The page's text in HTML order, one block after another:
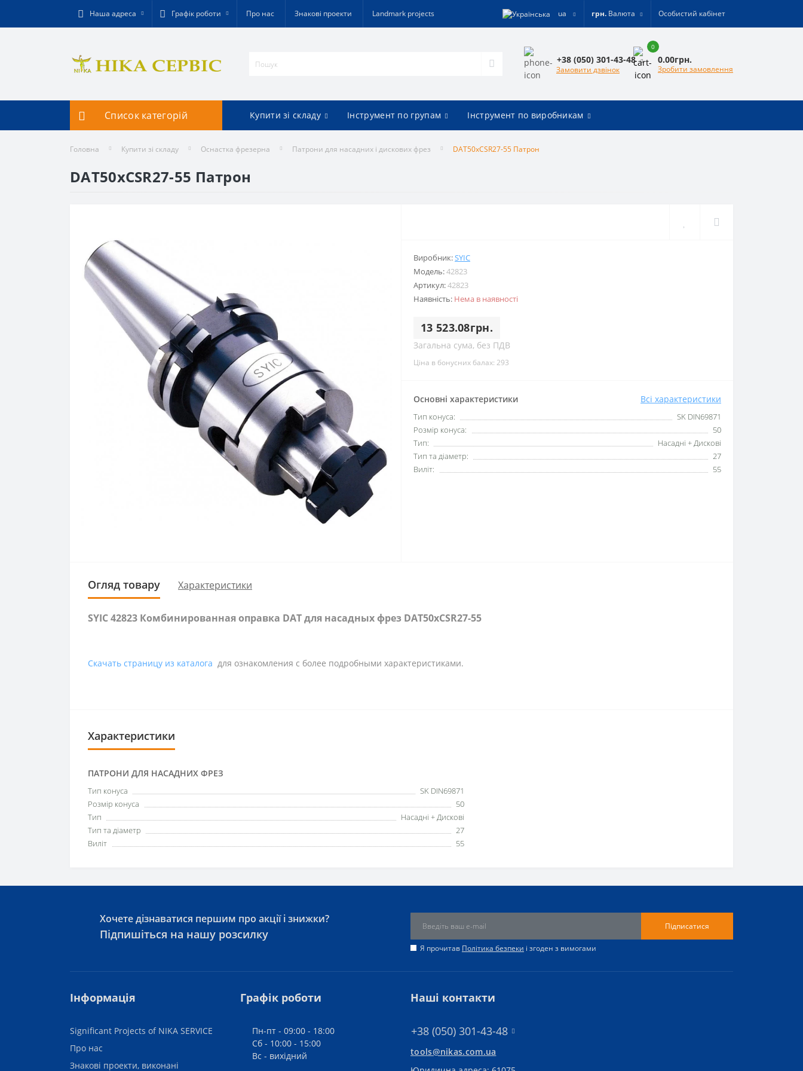
Наша адреса Графік роботи Про нас Знакові проекти Landmark projects ua грн. Валюта Особистий кабінет
+38 (050) 301-43-48
Замовити дзвінок
0
0.00грн.
Зробити замовлення
Список категорій Купити зі складу Інструмент по групам Інструмент по виробникам
Головна Купити зі складу Оснастка фрезерна Патрони для насадних і дискових фрез DAT50xCSR27-55 Патрон
DAT50xCSR27-55 Патрон
Виробник:SYIC
Модель:42823
Артикул:42823
Наявність: Нема в наявності
13 523.08грн.
Загальна сума, без ПДВ
Ціна в бонусних балах: 293
Основні характеристики Всі характеристики
Тип конуса:
SK DIN69871
Розмір конуса:
50
Тип:
Насадні + Дискові
Тип та діаметр:
27
Виліт:
55
Огляд товару Характеристики
SYIC 42823 Комбинированная оправка DAT для насадных фрез DAT50xCSR27-55
Скачать страницу из каталога для ознакомления с более подробными характеристиками.
Характеристики
ПАТРОНИ ДЛЯ НАСАДНИХ ФРЕЗ
Тип конуса
SK DIN69871
Розмір конуса
50
Тип
Насадні + Дискові
Тип та діаметр
27
Виліт
55
Хочете дізнаватися першим про акції і знижки?
Підпишіться на нашу розсилку
Підписатися
Я прочитав Політика безпеки і згоден з вимогами
Інформація
Significant Projects of NIKA SERVICE
Про нас
Знакові проекти, виконані
Графік роботи
Пн-пт - 09:00 - 18:00
Сб - 10:00 - 15:00
Вс - вихідний
Наші контакти
+38 (050) 301-43-48
tools@nikas.com.ua